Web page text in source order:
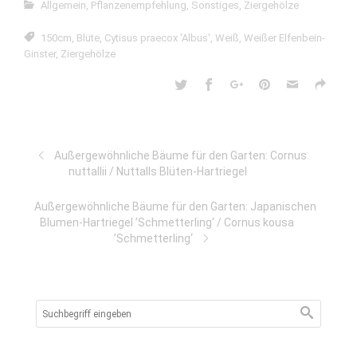
Allgemein, Pflanzenempfehlung, Sonstiges, Ziergehölze
150cm, Blüte, Cytisus praecox 'Albus', Weiß, Weißer Elfenbein-
Ginster, Ziergehölze
Außergewöhnliche Bäume für den Garten: Cornus
nuttallii / Nuttalls Blüten-Hartriegel
Außergewöhnliche Bäume für den Garten: Japanischen
Blumen-Hartriegel ’Schmetterling‘ / Cornus kousa
’Schmetterling‘